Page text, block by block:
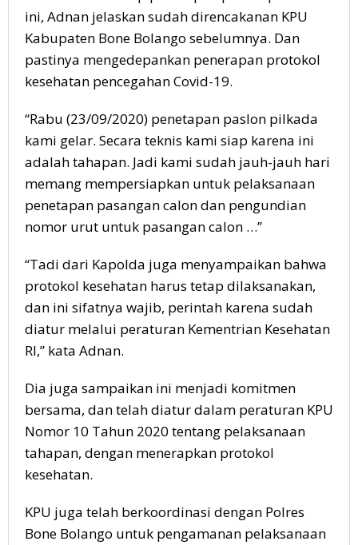
ini, Adnan jelaskan sudah direncakanan KPU
Kabupaten Bone Bolango sebelumnya. Dan
pastinya mengedepankan penerapan protokol
kesehatan pencegahan Covid-19.
“Rabu (23/09/2020) penetapan paslon pilkada
kami gelar. Secara teknis kami siap karena ini
adalah tahapan. Jadi kami sudah jauh-jauh hari
memang mempersiapkan untuk pelaksanaan
penetapan pasangan calon dan pengundian
nomor urut untuk pasangan calon …”
“Tadi dari Kapolda juga menyampaikan bahwa
protokol kesehatan harus tetap dilaksanakan,
dan ini sifatnya wajib, perintah karena sudah
diatur melalui peraturan Kementrian Kesehatan
RI,” kata Adnan.
Dia juga sampaikan ini menjadi komitmen
bersama, dan telah diatur dalam peraturan KPU
Nomor 10 Tahun 2020 tentang pelaksanaan
tahapan, dengan menerapkan protokol
kesehatan.
KPU juga telah berkoordinasi dengan Polres
Bone Bolango untuk pengamanan pelaksanaan